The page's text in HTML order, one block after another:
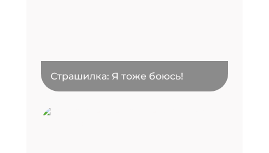
Страшилка: Я тоже боюсь!